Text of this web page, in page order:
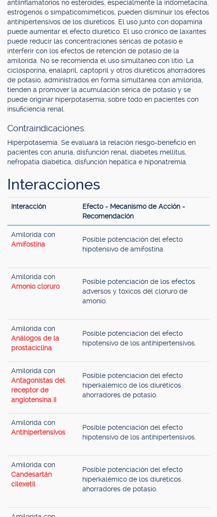
antiinflamatorios no esteroides, especialmente la indometacina,
estrógenos o simpaticomiméticos, pueden disminuir los efectos
antihipertensivos de los diuréticos. El uso junto con dopamina
puede aumentar el efecto diurético. El uso crónico de laxantes
puede reducir las concentraciones séricas de potasio e
interferir con los efectos de retención de potasio de la
amilorida. No se recomienda el uso simultáneo con litio. La
ciclosporina, enalapril, captopril y otros diuréticos ahorradores
de potasio, administrados en forma simultánea con amilorida,
tienden a promover la acumulación sérica de potasio y se
puede originar hiperpotasemia, sobre todo en pacientes con
insuficiencia renal.
Contraindicaciones.
Hiperpotasemia. Se evaluará la relación riesgo-beneficio en
pacientes con anuria, disfunción renal, diabetes mellitus,
nefropatía diabética, disfunción hepática e hiponatremia.
Interacciones
Interacción
Efecto - Mecanismo de Acción -
Recomendación
Amilorida con
Amifostina
Posible potenciación del efecto
hipotensivo de amifostina.
Amilorida con
Amonio cloruro
Posible potenciación de los efectos
adversos y tóxicos del cloruro de
amonio.
Amilorida con
Análogos de la
prostaciclina
Posible potenciación del efecto
hipotensivo de los antihipertensivos.
Amilorida con
Antagonistas del
receptor de
angiotensina II
Posible potenciación del efecto
hiperkalémico de los diuréticos
ahorradores de potasio.
Amilorida con
Antihipertensivos
Posible potenciación del efecto
hipotensivo de los antihipertensivos.
Amilorida con
Candesartán
cilexetil
Posible potenciación del efecto
hiperkalémico de los diuréticos
ahorradores de potasio.